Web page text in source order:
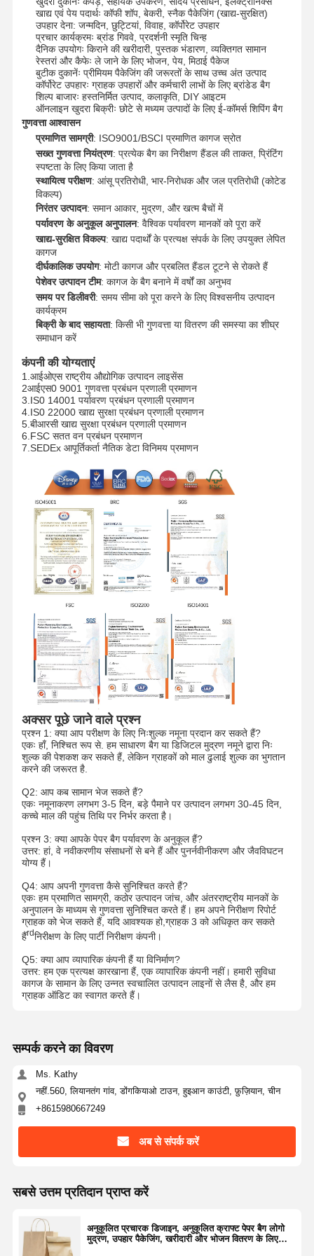
घर उत्पाद वी.आर. शो हमारे बारे में
फ़ैक्टरी टूर
मामले
एक उद्धरण का
अनुरोध करें
पुनर्नवीनीकरण योग्य पेपर बैग
घुमावदार हैंडल पेपर बैग
पेपर फूड डिलीवरी बैग
एसओएस पेपर बैग
J कट पेपर बैग
ई-कॉमर्स बैग
पेपर बैग फ्लैट हैंडल
हस्तनिर्मित पेपर बैग
खाद्य पदार्थों की सेवा करने वाले डिस्पोजेबल सामान
कागज के बैगों को निचोड़ें
गैर -बुने हुए थैले
खाद्य एवं पेय पदार्थः कॉफी शॉप, बेकरी, स्नैक पैकेजिंग (खाद्य-सुरक्षित)
उपहार देना: जन्मदिन, छुट्टियां, विवाह, कॉर्पोरेट उपहार
प्रचार कार्यक्रमः ब्रांड गिववे, प्रदर्शनी स्मृति चिन्ह
दैनिक उपयोगः किराने की खरीदारी, पुस्तक भंडारण, व्यक्तिगत सामान
रेस्तरां और कैफेः ले जाने के लिए भोजन, पेय, मिठाई पैकेज
बुटीक दुकानेंः प्रीमियम पैकेजिंग की जरूरतों के साथ उच्च अंत उत्पाद
कॉर्पोरेट उपहारः ग्राहक उपहारों और कर्मचारी लाभों के लिए ब्रांडेड बैग
शिल्प बाजारः हस्तनिर्मित उत्पाद, कलाकृति, DIY आइटम
ऑनलाइन खुदरा बिक्रीः छोटे से मध्यम उत्पादों के लिए ई-कॉमर्स शिपिंग बैग
गुणवत्ता आश्वासन
प्रमाणित सामग्री: ISO9001/BSCI प्रमाणित कागज स्रोत
सख्त गुणवत्ता नियंत्रण: प्रत्येक बैग का निरीक्षण हैंडल की ताकत, प्रिंटिंग
स्पष्टता के लिए किया जाता है
स्थायित्व परीक्षण: आंसू प्रतिरोधी, भार-निरोधक और जल प्रतिरोधी (कोटेड
विकल्प)
निरंतर उत्पादन: समान आकार, मुद्रण, और खत्म बैचों में
पर्यावरण के अनुकूल अनुपालन: वैश्विक पर्यावरण मानकों को पूरा करें
खाद्य-सुरक्षित विकल्प: खाद्य पदार्थों के प्रत्यक्ष संपर्क के लिए उपयुक्त लेपित
कागज
दीर्घकालिक उपयोग: मोटी कागज और प्रबलित हैंडल टूटने से रोकते हैं
पेशेवर उत्पादन टीम: कागज के बैग बनाने में वर्षों का अनुभव
समय पर डिलीवरी: समय सीमा को पूरा करने के लिए विश्वसनीय उत्पादन
कार्यक्रम
बिक्री के बाद सहायता: किसी भी गुणवत्ता या वितरण की समस्या का शीघ्र
समाधान करें
कंपनी की योग्यताएं
1.आईओएस राष्ट्रीय औद्योगिक उत्पादन लाइसेंस
2आईएस0 9001 गुणवत्ता प्रबंधन प्रणाली प्रमाणन
3.IS0 14001 पर्यावरण प्रबंधन प्रणाली प्रमाणन
4.IS0 22000 खाद्य सुरक्षा प्रबंधन प्रणाली प्रमाणन
5.बीआरसी खाद्य सुरक्षा प्रबंधन प्रणाली प्रमाणन
6.FSC सतत वन प्रबंधन प्रमाणन
7.SEDEx आपूर्तिकर्ता नैतिक डेटा विनिमय प्रमाणन
अक्सर पूछे जाने वाले प्रश्न
प्रश्न 1: क्या आप परीक्षण के लिए निःशुल्क नमूना प्रदान कर सकते हैं?
एकः हाँ, निश्चित रूप से. हम साधारण बैग या डिजिटल मुद्रण नमूने द्वारा निः
शुल्क की पेशकश कर सकते हैं, लेकिन ग्राहकों को माल ढुलाई शुल्क का भुगतान
करने की जरूरत है.
Q2: आप कब सामान भेज सकते हैं?
एकः नमूनाकरण लगभग 3-5 दिन, बड़े पैमाने पर उत्पादन लगभग 30-45 दिन,
कच्चे माल की पहुंच तिथि पर निर्भर करता है।
प्रश्न 3: क्या आपके पेपर बैग पर्यावरण के अनुकूल हैं?
उत्तर: हां, वे नवीकरणीय संसाधनों से बने हैं और पुनर्नवीनीकरण और जैवविघटन
योग्य हैं।
Q4: आप अपनी गुणवत्ता कैसे सुनिश्चित करते हैं?
एकः हम प्रमाणित सामग्री, कठोर उत्पादन जांच, और अंतरराष्ट्रीय मानकों के
अनुपालन के माध्यम से गुणवत्ता सुनिश्चित करते हैं। हम अपने निरीक्षण रिपोर्ट
ग्राहक को भेज सकते हैं, यदि आवश्यक हो,ग्राहक 3 को अधिकृत कर सकते
हैंrdनिरीक्षण के लिए पार्टी निरीक्षण कंपनी।
Q5: क्या आप व्यापारिक कंपनी हैं या विनिर्माण?
उत्तर: हम एक प्रत्यक्ष कारखाना हैं, एक व्यापारिक कंपनी नहीं। हमारी सुविधा
कागज के सामान के लिए उन्नत स्वचालित उत्पादन लाइनों से लैस है, और हम
ग्राहक ऑडिट का स्वागत करते हैं।
सम्पर्क करने का विवरण
Ms. Kathy
नहीं.560, लियानतंग गांव, डोंगकियाओ टाउन, हुइआन काउंटी, फ़ुज़ियान, चीन
+8615980667249
अब से संपर्क करें
सबसे उत्तम प्रतिदान प्राप्त करें
अनुकूलित प्रचारक डिजाइन, अनुकूलित क्राफ्ट पेपर बैग लोगो
मुद्रण, उपहार पैकेजिंग, खरीदारी और भोजन वितरण के लिए